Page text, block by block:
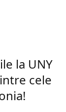
la UNY
cele